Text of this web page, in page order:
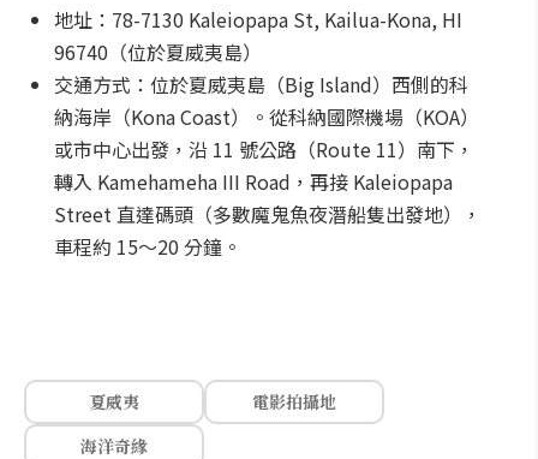
地址：78-7130 Kaleiopapa St, Kailua-Kona, HI
96740（位於夏威夷島）
交通方式：位於夏威夷島（Big Island）西側的科
納海岸（Kona Coast）。從科納國際機場（KOA）
或市中心出發，沿 11 號公路（Route 11）南下，
轉入 Kamehameha III Road，再接 Kaleiopapa
Street 直達碼頭（多數魔鬼魚夜潛船隻出發地），
車程約 15～20 分鐘。
夏威夷
電影拍攝地
海洋奇緣